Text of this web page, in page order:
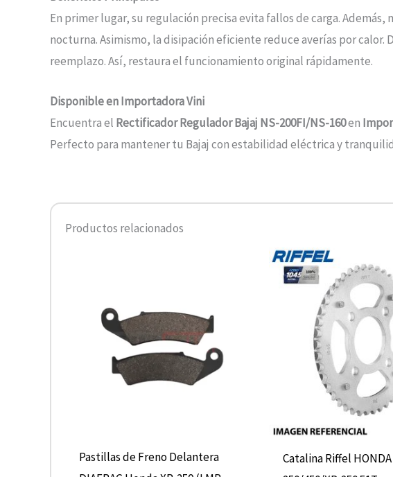
En primer lugar, su regulación precisa evita fallos de carga.
nocturna. Asimismo, la disipación eficiente reduce averías por
reemplazo. Así, restaura el funcionamiento original rápidamente.
Disponible en Importadora Vini
Encuentra el Rectificador Regulador Bajaj NS-200FI/NS-160en
Perfecto para mantener tu Bajaj con estabilidad eléctrica y
Productos relacionados
Pastillas de Freno Delantera
Catalina Riffel HONDA